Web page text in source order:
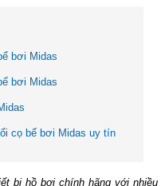
bơi Midas
bơi Midas
cọ bể bơi Midas uy tín
bị hồ bơi chính hãng với nhiều